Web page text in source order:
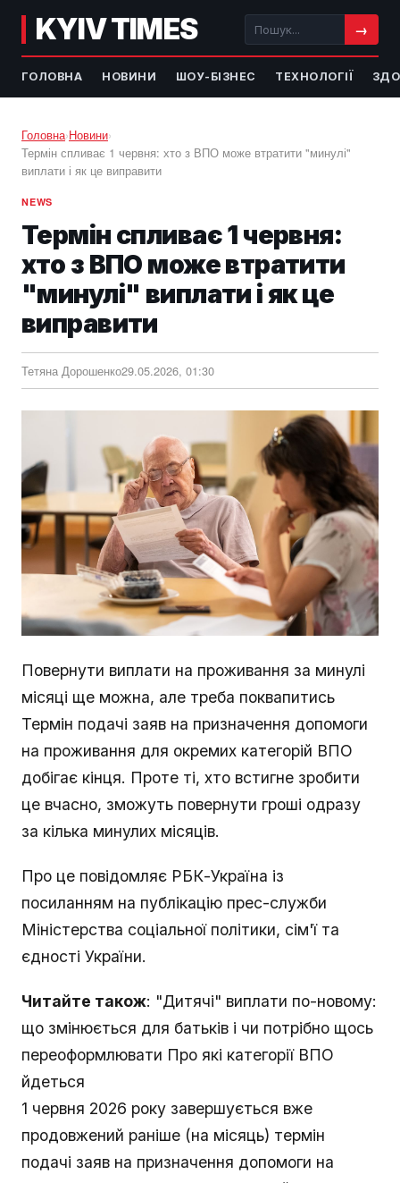
KYIV TIMES →
ГОЛОВНА НОВИНИ ШОУ-БІЗНЕС ТЕХНОЛОГІЇ
Головна›Новини›
Термін спливає 1 червня: хто з ВПО може втратити "минулі"
виплати і як це виправити
NEWS
Термін спливає 1 червня:
хто з ВПО може втратити
"минулі" виплати і як це
виправити
Тетяна Дорошенко29.05.2026, 01:30
Повернути виплати на проживання за минулі
місяці ще можна, але треба поквапитись
Термін подачі заяв на призначення допомоги
на проживання для окремих категорій ВПО
добігає кінця. Проте ті, хто встигне зробити
це вчасно, зможуть повернути гроші одразу
за кілька минулих місяців.
Про це повідомляє РБК-Україна із
посиланням на публікацію прес-служби
Міністерства соціальної політики, сім'ї та
єдності України.
Читайте також: "Дитячі" виплати по-новому:
що змінюється для батьків і чи потрібно щось
переоформлювати Про які категорії ВПО
йдеться
1 червня 2026 року завершується вже
продовжений раніше (на місяць) термін
подачі заяв на призначення допомоги на